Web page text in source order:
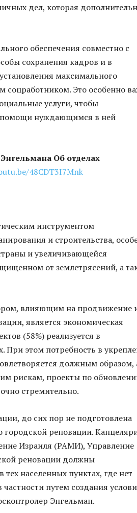
дел, которая
обеспечения совместно с
сохранения кадров и в
максимального
соцработником. Это особенно
услуги, чтобы
помощи нуждающимся в ней
Об отделах
48CDT3I7Mnk
инструментом
и строительства,
и увеличивающейся
от землетрясений, а
влияющим на продвижение
является экономическая
(58%) реализуется в
При этом потребность в
должным образом,
рискам, проекты по
стремительно.
до сих пор не подготовлена
городской реновации.
Израиля (РАМИ), Управление
реновации должны
населенных пунктах, где нет
путем создания
Энгельман.